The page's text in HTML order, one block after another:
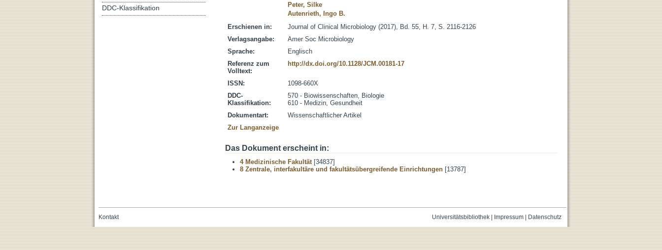
Peter, Silke
Autenrieth, Ingo B.
Erschienen in:
Journal of Clinical Microbiology (2017), Bd. 55, H. 7, S. 2116-2126
Verlagsangabe:
Amer Soc Microbiology
Sprache:
Englisch
Referenz zum
Volltext:
http://dx.doi.org/10.1128/JCM.00181-17
ISSN:
1098-660X
DDC-
Klassifikation:
570 - Biowissenschaften, Biologie
610 - Medizin, Gesundheit
Dokumentart:
Wissenschaftlicher Artikel
Zur Langanzeige
Das Dokument erscheint in:
4 Medizinische Fakultät[34837]
8 Zentrale, interfakultäre und fakultätsübergreifende Einrichtungen [13787]
DDC-Klassifikation
Universitätsbibliothek| Impressum| Datenschutz
Kontakt